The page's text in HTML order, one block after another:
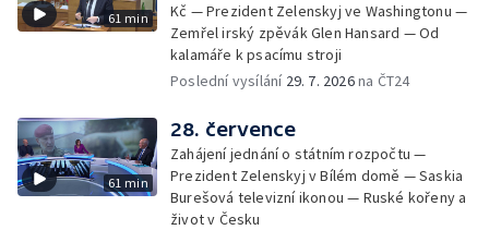
61 min
Kč — Prezident Zelenskyj ve Washingtonu —
Zemřel irský zpěvák Glen Hansard — Od
kalamáře k psacímu stroji
Poslední vysílání 29. 7. 2026na ČT24
61 min
28. července
Zahájení jednání o státním rozpočtu —
Prezident Zelenskyj v Bílém domě — Saskia
Burešová televizní ikonou — Ruské kořeny a
život v Česku